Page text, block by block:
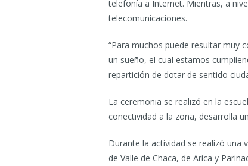
telefonía a Internet. Mientras, a
telecomunicaciones.
“Para muchos puede resultar muy
un sueño, el cual estamos
repartición de dotar de sentido
La ceremonia se realizó en la
conectividad a la zona, desarrolla
Durante la actividad se realizó una
de Valle de Chaca, de Arica y